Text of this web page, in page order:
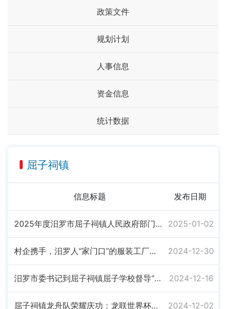
政策文件
规划计划
人事信息
资金信息
统计数据
屈子祠镇
信息标题 发布日期
2025年度汨罗市屈子祠镇人民政府部门预算 2025-01-02
村企携手，汨罗人“家门口”的服装工厂店开起来了 2024-12-30
汨罗市委书记到屈子祠镇屈子学校督导“校园餐”等工作 2024-12-16
屈子祠镇龙舟队荣耀庆功：龙联世界杯豪取9块奖牌 2024-12-02